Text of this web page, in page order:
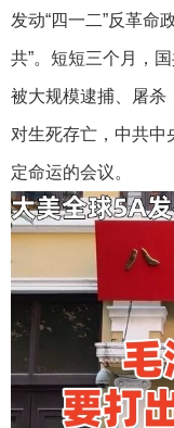
发动“四一二”反革命
共”。短短三个月，
被大规模逮捕、屠杀
对生死存亡，中共中
定命运的会议。